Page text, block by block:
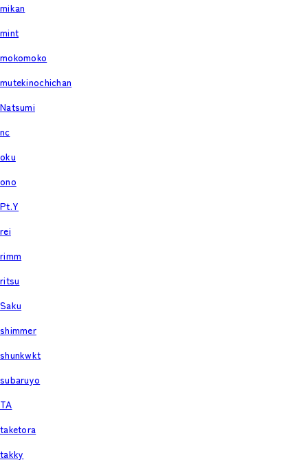
mikan
mint
mokomoko
mutekinochichan
Natsumi
nc
oku
ono
Pt.Y
rei
rimm
ritsu
Saku
shimmer
shunkwkt
subaruyo
TA
taketora
takky